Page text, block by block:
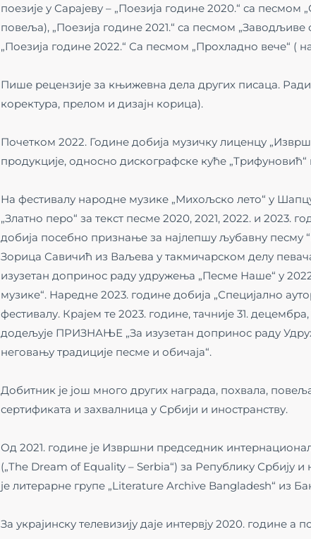
поезије у Сарајеву – „Поезија године 2020.“ са
повеља), „Поезија године 2021.“ са песмом
„Поезија године 2022.“ Са песмом „Прохладно вече“ (
Пише рецензије за књижевна дела других писаца.
коректура, прелом и дизајн корица).
Почетком 2022. Године добија музичку лиценцу
продукције, односно дискографске куће
На фестивалу народне музике „Михољско лето“ у
„Златно перо“ за текст песме 2020, 2021, 2022. и 2023.
добија посебно признање за најлепшу љубавну песму
Зорица Савичић из Ваљева у такмичарском делу
изузетан допринос раду удружења „Песме Наше“ у
музике“. Наредне 2023. године добија „Специјално
фестивалу. Крајем те 2023. године, тачније 31.
додељује ПРИЗНАЊЕ „За изузетан допринос раду
неговању традиције песме и обичаја“.
Добитник је још много других награда, похвала,
сертификата и захвалница у Србији и иностранству.
Од 2021. године је Извршни председник
(„The Dream of Equality – Serbia“) за Републику Србију
је литерарне групе „Literature Archive Bangladesh“ из
За украјинску телевизију даје интервју 2020. године а